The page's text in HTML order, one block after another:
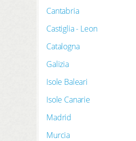
prenotazione
prodotti
hotel preferiti
Cantabria
Castiglia - Leon
Catalogna
Galizia
Isole Baleari
Isole Canarie
Madrid
Murcia